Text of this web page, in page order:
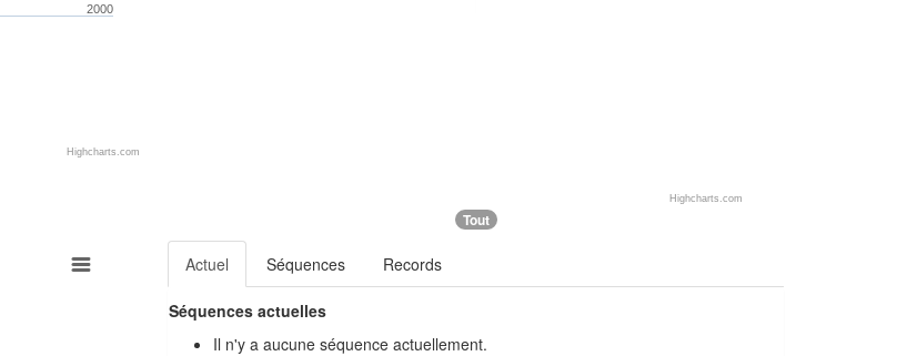
2000
Highcharts.com
Highcharts.com
Tout
Actuel Séquences Records
Séquences actuelles
Il n'y a aucune séquence actuellement.